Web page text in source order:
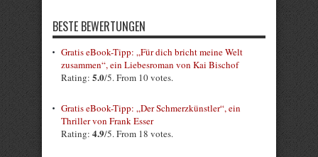
BESTE BEWERTUNGEN
Gratis eBook-Tipp: „Für dich bricht meine Welt
zusammen“, ein Liebesroman von Kai Bischof
Rating: 5.0/5. From 10 votes.
Gratis eBook-Tipp: „Der Schmerzkünstler“, ein
Thriller von Frank Esser
Rating: 4.9/5. From 18 votes.